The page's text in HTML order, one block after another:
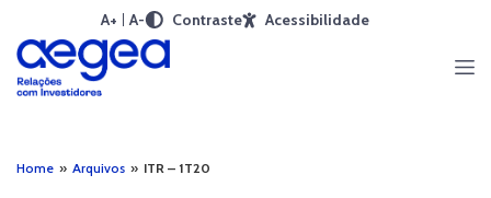
A+ A- Contraste Acessibilidade
Home » Arquivos » ITR – 1T20